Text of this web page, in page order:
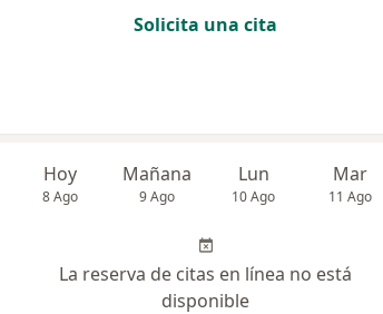
Solicita una cita
Hoy
8 Ago
Mañana
9 Ago
Lun
10 Ago
Mar
11 Ago
La reserva de citas en línea no está
disponible